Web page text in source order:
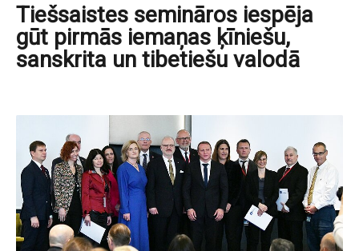
Tiešsaistes semināros iespēja
gūt pirmās iemaņas ķīniešu,
sanskrita un tibetiešu valodā